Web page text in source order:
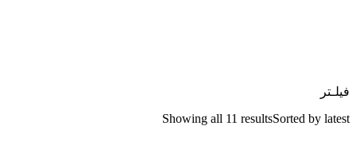
فیلـتر
Showing all 11 resultsSorted by latest